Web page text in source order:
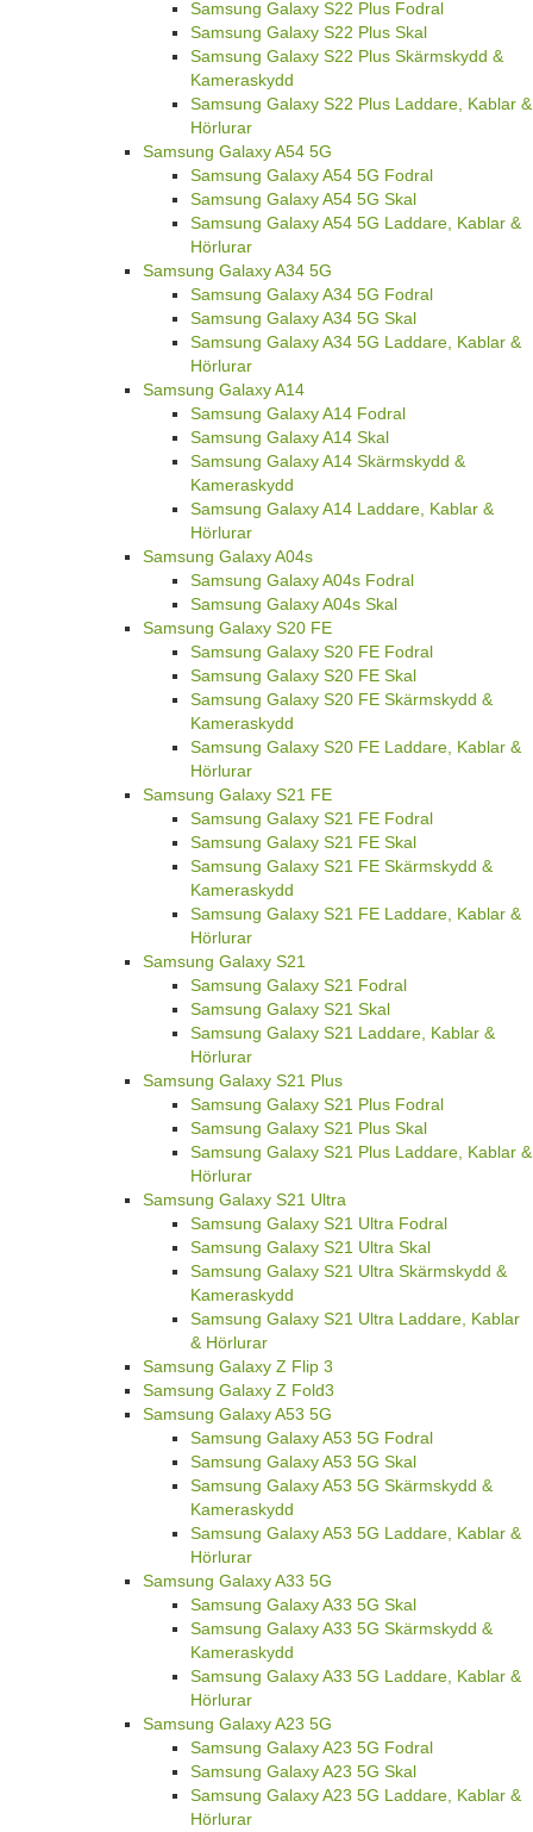
Samsung Galaxy S22 Plus Fodral
Samsung Galaxy S22 Plus Skal
Samsung Galaxy S22 Plus Skärmskydd &
Kameraskydd
Samsung Galaxy S22 Plus Laddare, Kablar &
Hörlurar
Samsung Galaxy A54 5G
Samsung Galaxy A54 5G Fodral
Samsung Galaxy A54 5G Skal
Samsung Galaxy A54 5G Laddare, Kablar &
Hörlurar
Samsung Galaxy A34 5G
Samsung Galaxy A34 5G Fodral
Samsung Galaxy A34 5G Skal
Samsung Galaxy A34 5G Laddare, Kablar &
Hörlurar
Samsung Galaxy A14
Samsung Galaxy A14 Fodral
Samsung Galaxy A14 Skal
Samsung Galaxy A14 Skärmskydd &
Kameraskydd
Samsung Galaxy A14 Laddare, Kablar &
Hörlurar
Samsung Galaxy A04s
Samsung Galaxy A04s Fodral
Samsung Galaxy A04s Skal
Samsung Galaxy S20 FE
Samsung Galaxy S20 FE Fodral
Samsung Galaxy S20 FE Skal
Samsung Galaxy S20 FE Skärmskydd &
Kameraskydd
Samsung Galaxy S20 FE Laddare, Kablar &
Hörlurar
Samsung Galaxy S21 FE
Samsung Galaxy S21 FE Fodral
Samsung Galaxy S21 FE Skal
Samsung Galaxy S21 FE Skärmskydd &
Kameraskydd
Samsung Galaxy S21 FE Laddare, Kablar &
Hörlurar
Samsung Galaxy S21
Samsung Galaxy S21 Fodral
Samsung Galaxy S21 Skal
Samsung Galaxy S21 Laddare, Kablar &
Hörlurar
Samsung Galaxy S21 Plus
Samsung Galaxy S21 Plus Fodral
Samsung Galaxy S21 Plus Skal
Samsung Galaxy S21 Plus Laddare, Kablar &
Hörlurar
Samsung Galaxy S21 Ultra
Samsung Galaxy S21 Ultra Fodral
Samsung Galaxy S21 Ultra Skal
Samsung Galaxy S21 Ultra Skärmskydd &
Kameraskydd
Samsung Galaxy S21 Ultra Laddare, Kablar
& Hörlurar
Samsung Galaxy Z Flip 3
Samsung Galaxy Z Fold3
Samsung Galaxy A53 5G
Samsung Galaxy A53 5G Fodral
Samsung Galaxy A53 5G Skal
Samsung Galaxy A53 5G Skärmskydd &
Kameraskydd
Samsung Galaxy A53 5G Laddare, Kablar &
Hörlurar
Samsung Galaxy A33 5G
Samsung Galaxy A33 5G Skal
Samsung Galaxy A33 5G Skärmskydd &
Kameraskydd
Samsung Galaxy A33 5G Laddare, Kablar &
Hörlurar
Samsung Galaxy A23 5G
Samsung Galaxy A23 5G Fodral
Samsung Galaxy A23 5G Skal
Samsung Galaxy A23 5G Laddare, Kablar &
Hörlurar